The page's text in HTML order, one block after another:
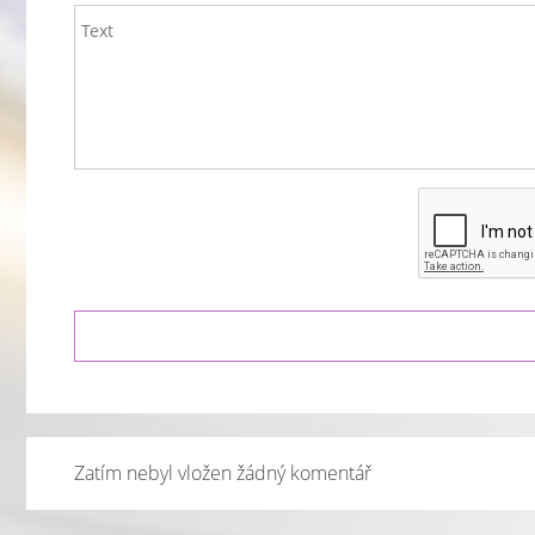
Zatím nebyl vložen žádný komentář